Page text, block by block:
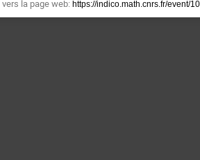
vers la page web:https://indico.math.cnrs.fr/event/